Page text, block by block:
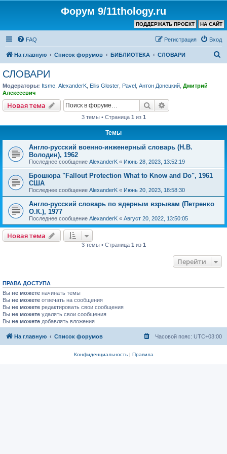
Форум 9/11thology.ru
НА САЙТ
ПОДДЕРЖАТЬ ПРОЕКТ
FAQ Вход
Регистрация
На главную Список форумов БИБЛИОТЕКА СЛОВАРИ
СЛОВАРИ
Модераторы: Itsme AlexanderK Ellis Gloster Pavel Антон Донецкий Дмитрий
Алексеевич
Новая тема Поиск
3 темы • Страница 1 из 1
Темы
Англо-русский военно-инженерный словарь (Н.В.
Володин), 1962
Последнее сообщение AlexanderK « Июнь 28, 2023, 13:52:19
Брошюра "Fallout Protection What to Know and Do", 1961
США
Последнее сообщение AlexanderK « Июнь 20, 2023, 18:58:30
Англо-русский словарь по ядерным взрывам (Петренко
О.К.), 1977
Последнее сообщение AlexanderK « Август 20, 2022, 13:50:05
Новая тема
3 темы • Страница 1 из 1
Перейти
ПРАВА ДОСТУПА
Вы не можете начинать темы
Вы не можете отвечать на сообщения
Вы не можете редактировать свои сообщения
Вы не можете удалять свои сообщения
Вы не можете добавлять вложения
На главную Список форумов Часовой пояс: UTC+03:00
Конфиденциальность| Правила